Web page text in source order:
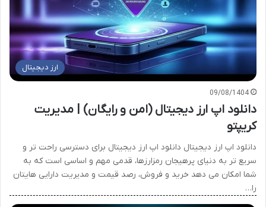
ارز دیجیتال
09/08/1404
دانلود اپ ارز دیجیتال (امن و رایگان) | مدیریت
کریپتو
دانلود اپ ارز دیجیتال دانلود اپ ارز دیجیتال برای دسترسی راحت تر و
سریع تر به دنیای پرهیجان رمزارزها، قدمی مهم و اساسی است که به
شما امکان می دهد خرید و فروش، رصد قیمت و مدیریت دارایی هایتان
را…